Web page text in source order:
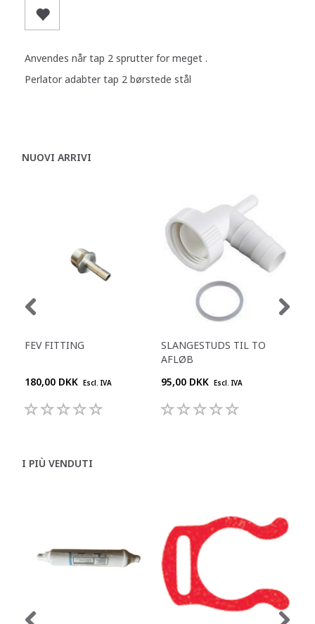
Anvendes når tap 2 sprutter for meget .
Perlator adabter tap 2 børstede stål
NUOVI ARRIVI
FEV FITTING
180,00 DKK Escl. IVA
SLANGESTUDS TIL TO
AFLØB
95,00 DKK Escl. IVA
I PIÙ VENDUTI